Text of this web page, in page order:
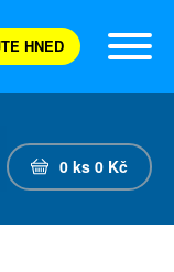
HNED
0 ks 0 Kč